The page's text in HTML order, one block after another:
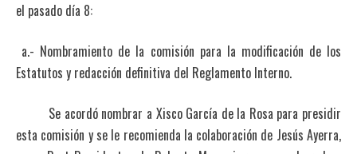
el pasado día 8:
a.- Nombramiento de la comisión para la modificación de los
Estatutos y redacción definitiva del Reglamento Interno.
Se acordó nombrar a Xisco García de la Rosa para presidir
esta comisión y se le recomienda la colaboración de Jesús Ayerra,